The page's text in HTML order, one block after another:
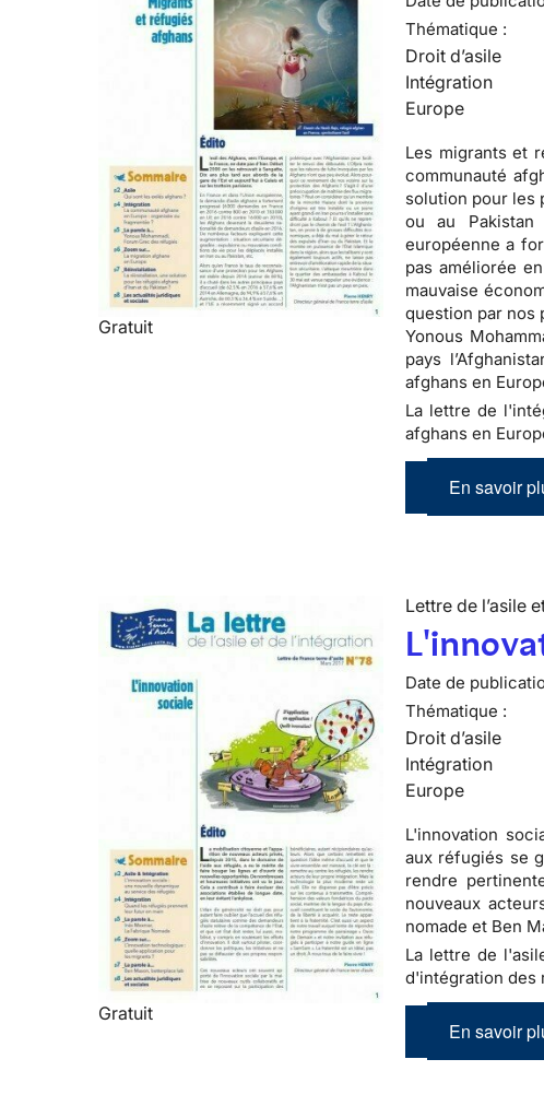
Gratuit
Thématique :
Droit d’asile
Intégration
Europe
Les migrants et
communauté
solution pour les
ou au
européenne a
pas améliorée
mauvaise
question par nos
Yonous
pays
afghans en
La lettre de
afghans en
En savoir
Gratuit
Lettre de l’asile
Date de
Thématique :
Droit d’asile
Intégration
Europe
L'innovation
aux réfugiés se
rendre
nouveaux
nomade et Ben
La lettre de
d'intégration des
En savoir